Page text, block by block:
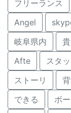
フリーランス
Angel
岐阜県内
Afte
スタ
ストーリ
できる
ボ